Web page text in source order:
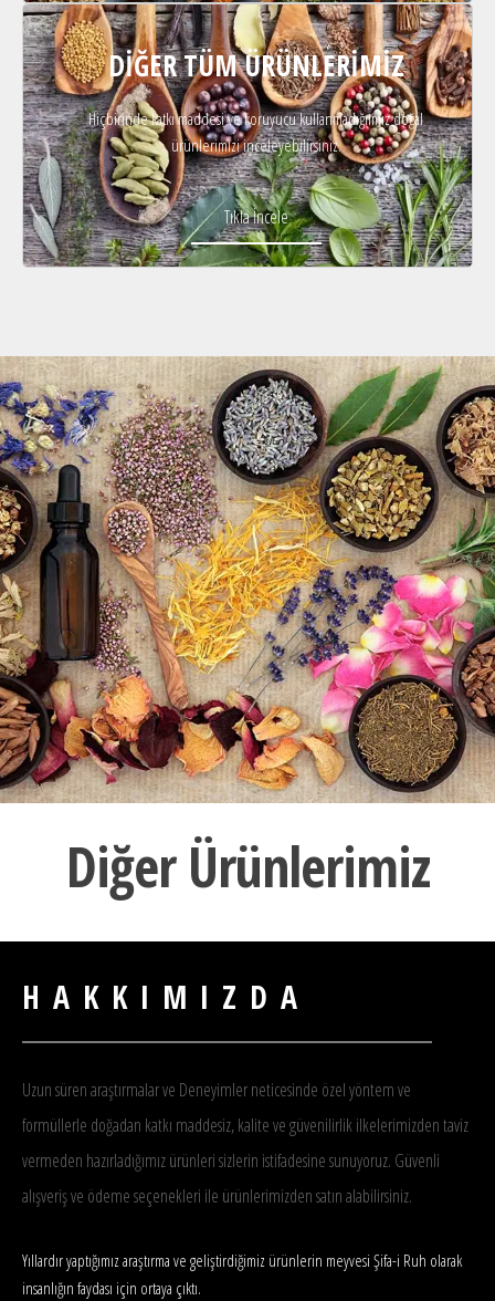
DIĞER TÜM ÜRÜNLERIMIZ
Hiçbirinde katkı maddesi ve koruyucu kullanmadığıımız doğal
ürünlerimizi inceleyebilirsiniz.
Tıkla İncele
Diğer Ürünlerimiz
HAKKIMIZDA
Uzun süren araştırmalar ve Deneyimler neticesinde özel yöntem ve
formüllerle doğadan katkı maddesiz, kalite ve güvenilirlik ilkelerimizden taviz
vermeden hazırladığımız ürünleri sizlerin istifadesine sunuyoruz. Güvenli
alışveriş ve ödeme seçenekleri ile ürünlerimizden satın alabilirsiniz.
Yıllardır yaptığımız araştırma ve geliştirdiğimiz ürünlerin meyvesi Şifa-i Ruh olarak
insanlığın faydası için ortaya çıktı.